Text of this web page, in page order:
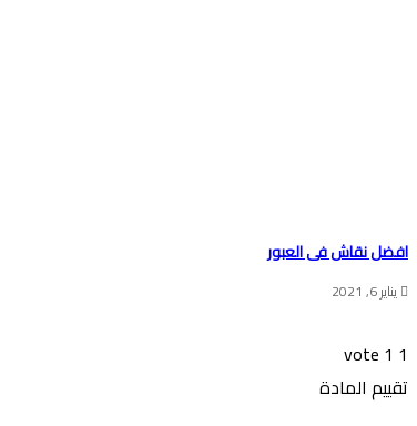
افضل نقاش فى العبور
يناير 6, 2021
1
1
vote
تقييم المادة